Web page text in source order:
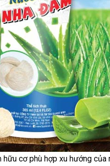
cơ phù hợp xu hướng của